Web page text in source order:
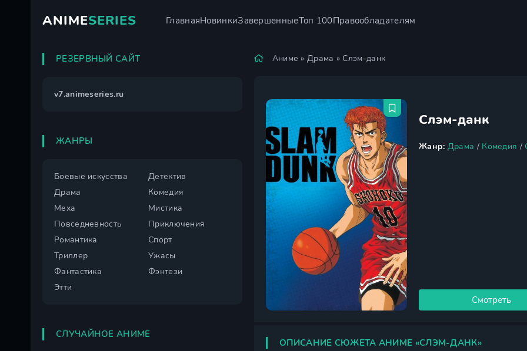
ANIMESERIES ГлавнаяНовинкиЗавершенныеТоп 100Правообладателям
Аниме »Драма » Слэм-данк
Слэм-данк
Жанр: Драма / Комедия /
Смотреть
ОПИСАНИЕ СЮЖЕТА АНИМЕ «СЛЭМ-ДАНК»
РЕЗЕРВНЫЙ САЙТ
v7.animeseries.ru
ЖАНРЫ
Боевые искусства
Детектив
Драма
Комедия
Меха
Мистика
Повседневность
Приключения
Романтика
Спорт
Триллер
Ужасы
Фантастика
Фэнтези
Этти
СЛУЧАЙНОЕ АНИМЕ